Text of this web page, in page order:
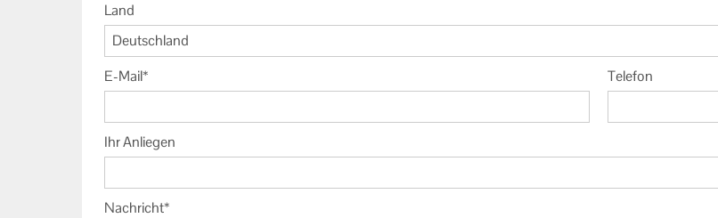
Land
Deutschland
E-Mail
Telefon
Ihr Anliegen
Nachricht